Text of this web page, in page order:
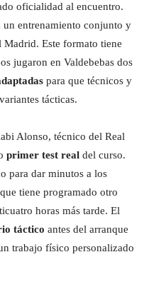
oficialidad al encuentro.
entrenamiento conjunto y
Este formato tiene
jugaron en Valdebebas dos
para que técnicos y
tácticas.
Alonso, técnico del Real
primer test real del curso.
para dar minutos a los
tiene programado otro
horas más tarde. El
táctico antes del arranque
trabajo físico personalizado